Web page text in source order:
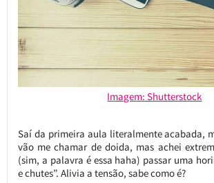
Imagem: Shutterstock
Saí da primeira aula literalmente acabada,
vão me chamar de doida, mas achei
(sim, a palavra é essa haha) passar uma
e chutes”. Alivia a tensão, sabe como é?